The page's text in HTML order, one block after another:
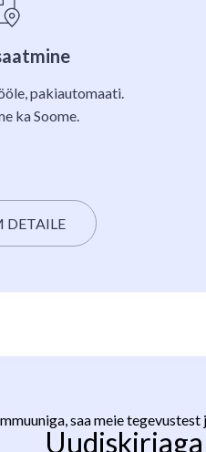
pakiautomaati.
ka Soome.
DETAILE
saa meie